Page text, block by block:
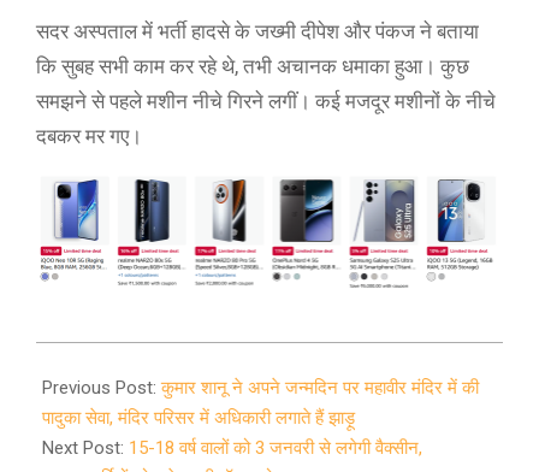
सदर अस्पताल में भर्ती हादसे के जख्मी दीपेश और पंकज ने बताया
कि सुबह सभी काम कर रहे थे, तभी अचानक धमाका हुआ। कुछ
समझने से पहले मशीन नीचे गिरने लगीं। कई मजदूर मशीनों के नीचे
दबकर मर गए।
12-
26
Previous Post:कुमार शानू ने अपने जन्मदिन पर महावीर मंदिर में की
पादुका सेवा, मंदिर परिसर में अधिकारी लगाते हैं झाड़ू
Next Post: 15-18 वर्ष वालों को 3 जनवरी से लगेगी वैक्सीन,